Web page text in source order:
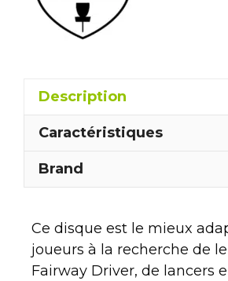
Description
Caractéristiques
Brand
Ce disque est le mieux
joueurs à la recherche de
Fairway Driver, de lancers